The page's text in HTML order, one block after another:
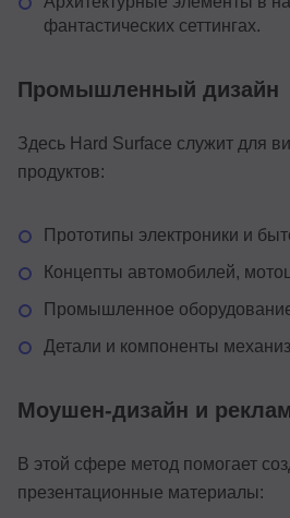
фантастических сеттингах.
Промышленный дизайн
Здесь Hard Surface служит для
продуктов:
Прототипы электроники и
Концепты автомобилей,
Промышленное
Детали и компоненты
Моушен-дизайн и
В этой сфере метод помогает
презентационные материалы: